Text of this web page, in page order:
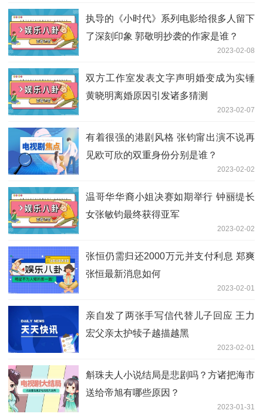
执导的《小时代》系列电影给很多人留下
了深刻印象 郭敬明抄袭的作家是谁？
2023-02-08
双方工作室发表文字声明婚变成为实锤
黄晓明离婚原因引发诸多猜测
2023-02-07
有着很强的港剧风格 张钧甯出演不说再
见欧可欣的双重身份分别是谁？
2023-02-02
温哥华华裔小姐决赛如期举行 钟丽缇长
女张敏钧最终获得亚军
2023-02-02
张恒仍需归还2000万元并支付利息 郑爽
张恒最新消息如何
2023-02-01
亲自发了两张手写信代替儿子回应 王力
宏父亲太护犊子越描越黑
2023-02-01
斛珠夫人小说结局是悲剧吗？方诸把海市
送给帝旭有哪些原因？
2023-01-31